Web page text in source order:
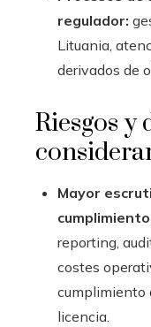
regulador:
Lituania,
derivados de
Riesgos y
Mayor
reporting,
costes
cumplimiento
licencia.